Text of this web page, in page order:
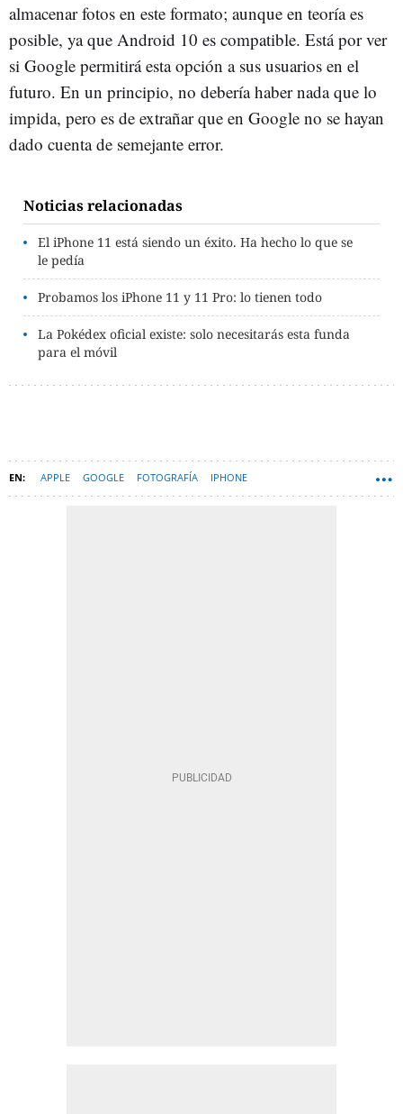
almacenar fotos en este formato; aunque en teoría es
posible, ya que Android 10 es compatible. Está por ver
si Google permitirá esta opción a sus usuarios en el
futuro. En un principio, no debería haber nada que lo
impida, pero es de extrañar que en Google no se hayan
dado cuenta de semejante error.
Noticias relacionadas
El iPhone 11 está siendo un éxito. Ha hecho lo que se
le pedía
Probamos los iPhone 11 y 11 Pro: lo tienen todo
La Pokédex oficial existe: solo necesitarás esta funda
para el móvil
APPLE GOOGLE FOTOGRAFÍA IPHONE